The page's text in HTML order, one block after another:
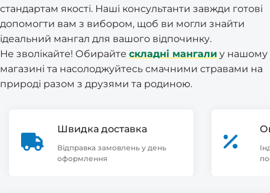
стандартам якості. Наші консультанти завжди готові
допомогти вам з вибором, щоб ви могли знайти
ідеальний мангал для вашого відпочинку.
Не зволікайте! Обирайте складні мангали у нашому
магазині та насолоджуйтесь смачними стравами на
природі разом з друзями та родиною.
Швидка доставка
Відправка замовлень у день
оформлення